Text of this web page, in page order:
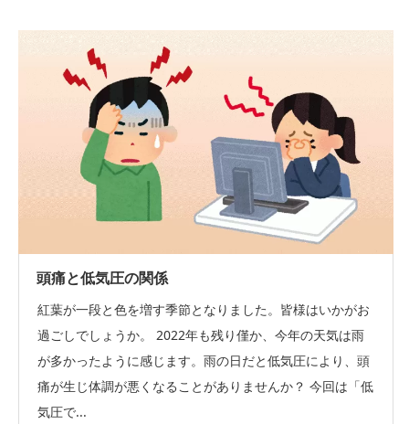
頭痛と低気圧の関係
紅葉が一段と色を増す季節となりました。皆様はいかがお
過ごしでしょうか。 2022年も残り僅か、今年の天気は雨
が多かったように感じます。雨の日だと低気圧により、頭
痛が生じ体調が悪くなることがありませんか？ 今回は「低
気圧で...